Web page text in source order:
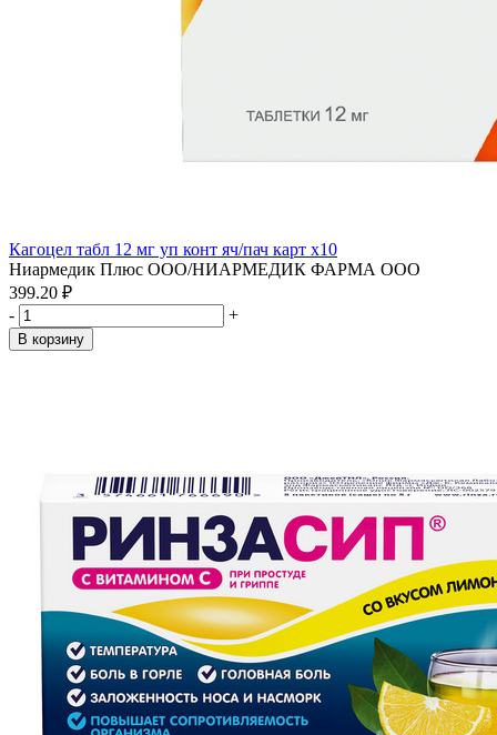
Кагоцел табл 12 мг уп конт яч/пач карт x10
Ниармедик Плюс ООО/НИАРМЕДИК ФАРМА ООО
399.20 ₽
-
+
В корзину